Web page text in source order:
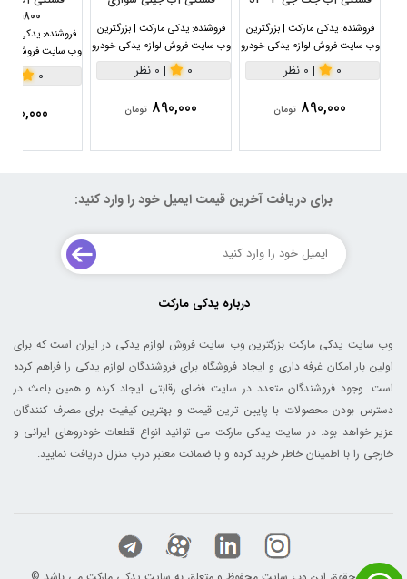
فروشنده: یدکی مارکت | بزرگترین
وب سایت فروش لوازم یدکی خودرو
0
| 0 نظر
890,000 تومان
فروشنده: یدکی مارکت | بزرگترین
وب سایت فروش لوازم یدکی خودرو
0
| 0 نظر
890,000 تومان
1800سی سی
فروشنده: یدکی
وب سایت فروش
0
890,000
برای دریافت آخرین قیمت ایمیل خود را وارد کنید:
درباره یدکی مارکت
وب سایت یدکی مارکت بزرگترین وب سایت فروش لوازم یدکی در ایران است که برای
اولین بار امکان غرفه داری و ایجاد فروشگاه برای فروشندگان لوازم یدکی را فراهم کرده
است. وجود فروشندگان متعدد در سایت فضای رقابتی ایجاد کرده و همین باعث در
دسترس بودن محصولات با پایین ترین قیمت و بهترین کیفیت برای مصرف کنندگان
عزیر خواهد بود. در سایت یدکی مارکت می توانید انواع قطعات خودروهای ایرانی و
خارجی را با اطمینان خاطر خرید کرده و با ضمانت معتبر درب منزل دریافت نمایید.